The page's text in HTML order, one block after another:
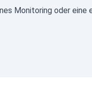
Monitoring oder eine